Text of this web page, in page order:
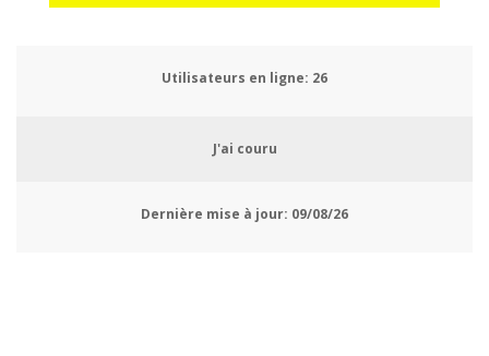
Utilisateurs en ligne: 26
J'ai couru
Dernière mise à jour: 09/08/26